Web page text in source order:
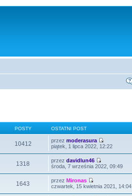
POSTY OSTATNI POST
10412 przezmoderasura
piątek, 1 lipca 2022, 12:22
1318 przezdavidlun46
środa, 7 września 2022, 09:49
1643 przezMironas
czwartek, 15 kwietnia 2021, 14:04